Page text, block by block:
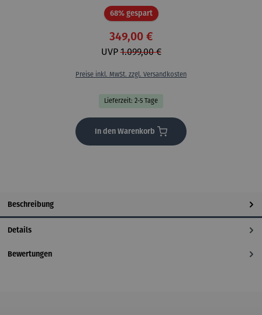
68% gespartRabatt
349,00 €
UVP1.099,00 €
Preise inkl. MwSt. zzgl. Versandkosten
Lieferzeit: 2-5 Tage
In den Warenkorb
Beschreibung
Details
Bewertungen